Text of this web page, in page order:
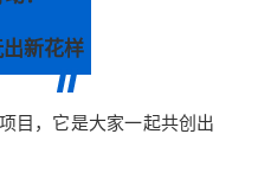
新花样
目，它是大家一起共创出